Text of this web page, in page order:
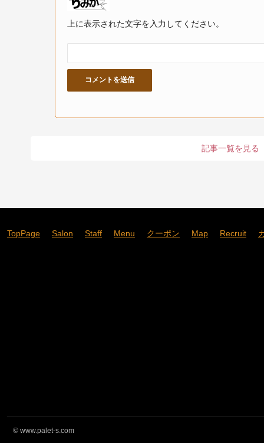
上に表示された文字を入力してください。
記事一覧を見る
TopPage Salon Staff Menu クーポン Map Recruit
© www.palet-s.com